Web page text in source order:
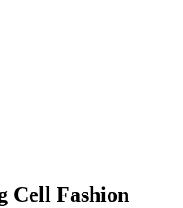
Cell Fashion